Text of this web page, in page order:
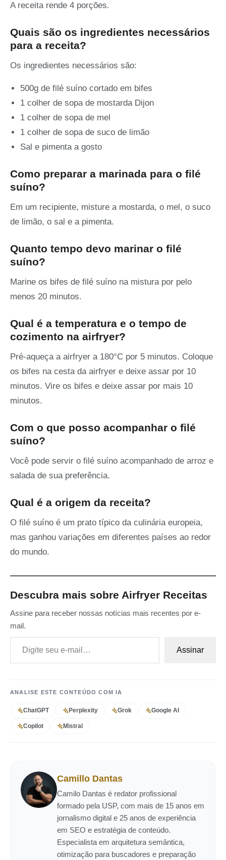
A receita rende 4 porções.
Quais são os ingredientes necessários
para a receita?
Os ingredientes necessários são:
500g de filé suíno cortado em bifes
1 colher de sopa de mostarda Dijon
1 colher de sopa de mel
1 colher de sopa de suco de limão
Sal e pimenta a gosto
Como preparar a marinada para o filé
suíno?
Em um recipiente, misture a mostarda, o mel, o suco
de limão, o sal e a pimenta.
Quanto tempo devo marinar o filé
suíno?
Marine os bifes de filé suíno na mistura por pelo
menos 20 minutos.
Qual é a temperatura e o tempo de
cozimento na airfryer?
Pré-aqueça a airfryer a 180°C por 5 minutos. Coloque
os bifes na cesta da airfryer e deixe assar por 10
minutos. Vire os bifes e deixe assar por mais 10
minutos.
Com o que posso acompanhar o filé
suíno?
Você pode servir o filé suíno acompanhado de arroz e
salada de sua preferência.
Qual é a origem da receita?
O filé suíno é um prato típico da culinária europeia,
mas ganhou variações em diferentes países ao redor
do mundo.
Descubra mais sobre Airfryer Receitas
Assine para receber nossas notícias mais recentes por e-
mail.
Digite seu e-mail…
Assinar
ANALISE ESTE CONTEÚDO COM IA
ChatGPT Perplexity Grok Google AI
Copilot Mistral
Camillo Dantas
Camilo Dantas é redator profissional
formado pela USP, com mais de 15 anos em
jornalismo digital e 25 anos de experiência
em SEO e estratégia de conteúdo.
Especialista em arquitetura semântica,
otimização para buscadores e preparação